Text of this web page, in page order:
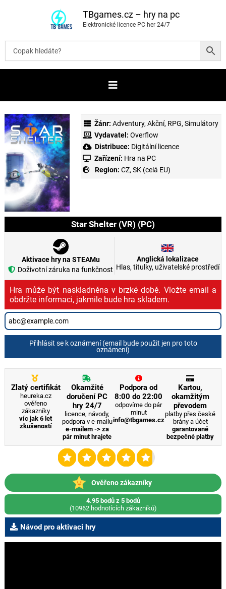
t
b
TBgames.cz – hry na pc
Elektronické licence PC her 24/7
Žánr: Adventury, Akční, RPG, Simulátory
Vydavatel: Overflow
Distribuce: Digitální licence
Zařízení: Hra na PC
Region: CZ, SK (celá EU)
Star Shelter (VR) (PC)
Aktivace hry na STEAMu
Doživotní záruka na funkčnost
Anglická lokalizace
Hlas, titulky, uživatelské prostředí
Hra může být naskladněna v brzké době. Vložte email a
obdržte informaci, jakmile bude hra skladem.
Přihlásit se k oznámení (email bude použit jen pro toto
oznámení)
Zlatý certifikát
heureka.cz
ověřeno
zákazníky
víc jak 6 let
zkušeností
Okamžité
doručení PC
hry 24/7
licence, návody,
podpora v e-mailu
e-mailem -> za
pár minut hrajete
Podpora od
8:00 do 22:00
odpovíme do pár
minut
info@tbgames.cz
Kartou,
okamžitým
převodem
platby přes české
brány a účet
garantované
bezpečné platby
Ověřeno zákazníky
4.95 bodů z 5 bodů
(10962 hodnotících zákazníků)
Návod pro aktivaci hry